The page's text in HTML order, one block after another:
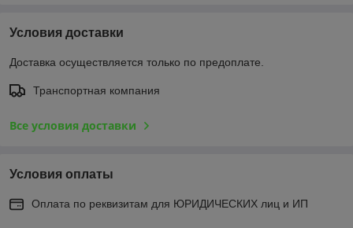
Условия доставки
Доставка осуществляется только по предоплате.
Транспортная компания
Все условия доставки
Условия оплаты
Оплата по реквизитам для ЮРИДИЧЕСКИХ лиц и ИП